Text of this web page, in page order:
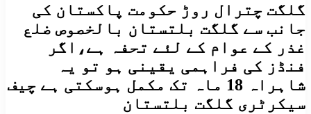
گلگت چترال روڑ حکومت پاکستان کی
جانب سے گلگت بلتستان بالخصوص ضلع
غذر کے عوام کے لئے تحفہ ہے،اگر
فنڈز کی فراہمی یقینی ہو تو یہ
شاہراہ 18 ماہ تک مکمل ہوسکتی ہے چیف
سیکرٹری گلگت بلتستان